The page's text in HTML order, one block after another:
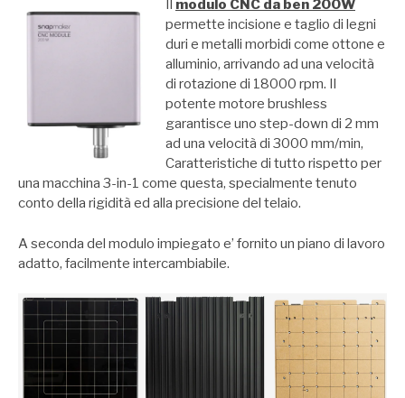
modulo CNC da ben 200W
permette incisione e taglio di legni
duri e metalli morbidi come ottone e
alluminio, arrivando ad una velocità
di rotazione di 18000 rpm. Il
potente motore brushless
garantisce uno step-down di 2 mm
ad una velocità di 3000 mm/min,
Caratteristiche di tutto rispetto per
una macchina 3-in-1 come questa, specialmente tenuto
conto della rigidità ed alla precisione del telaio.
A seconda del modulo impiegato e’ fornito un piano di lavoro
adatto, facilmente intercambiabile.